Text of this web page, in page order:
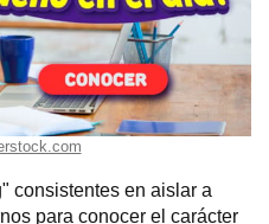
consistentes en aislar a
para conocer el carácter